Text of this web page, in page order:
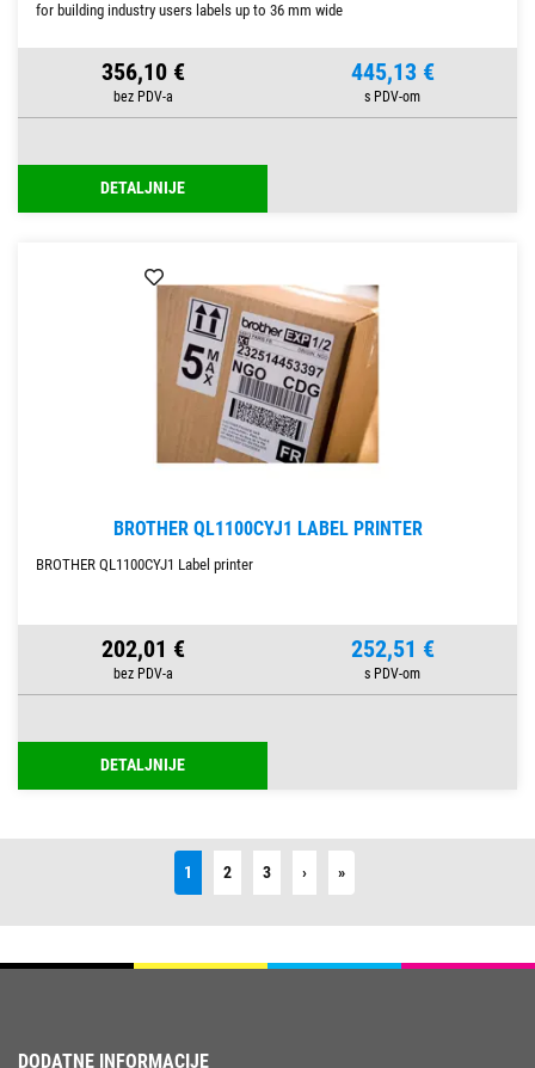
for building industry users labels up to 36 mm wide
356,10 € 445,13 €
DETALJNIJE
BROTHER QL1100CYJ1 LABEL PRINTER
BROTHER QL1100CYJ1 Label printer
202,01 € 252,51 €
DETALJNIJE
1 2 3 ›Next »Last
DODATNE INFORMACIJE